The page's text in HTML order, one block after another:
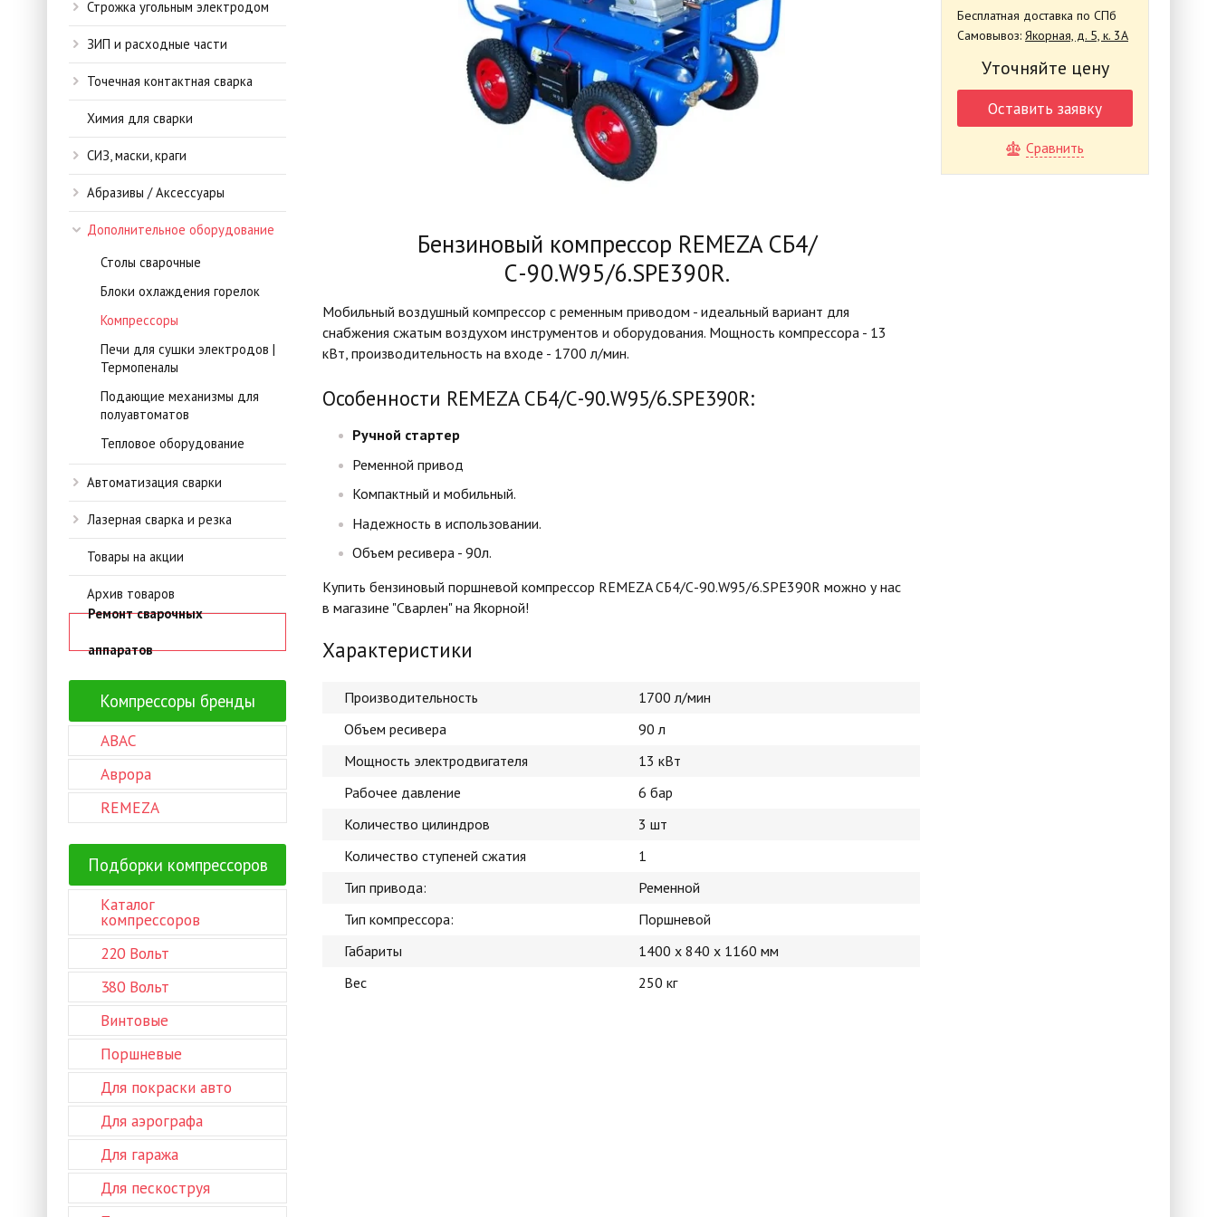
Строжка угольным электродом
ЗИП и расходные части
Точечная контактная сварка
Химия для сварки
СИЗ, маски, краги
Абразивы / Аксессуары
Дополнительное оборудование
Столы сварочные
Блоки охлаждения горелок
Компрессоры
Печи для сушки электродов |
Термопеналы
Подающие механизмы для
полуавтоматов
Тепловое оборудование
Автоматизация сварки
Лазерная сварка и резка
Товары на акции
Архив товаров
Ремонт сварочных
аппаратов
Компрессоры бренды
ABAC
Аврора
REMEZA
Подборки компрессоров
Каталог
компрессоров
220 Вольт
380 Вольт
Винтовые
Поршневые
Для покраски авто
Для аэрографа
Для гаража
Для пескоструя
Бензиновый компрессор REMEZA СБ4/
С-90.W95/6.SPE390R.
Мобильный воздушный компрессор с ременным приводом - идеальный вариант для
снабжения сжатым воздухом инструментов и оборудования. Мощность компрессора - 13
кВт, производительность на входе - 1700 л/мин.
Особенности REMEZA СБ4/С-90.W95/6.SPE390R:
Ручной стартер
Ременной привод
Компактный и мобильный.
Надежность в использовании.
Объем ресивера - 90л.
Купить бензиновый поршневой компрессор REMEZA СБ4/С-90.W95/6.SPE390R можно у нас
в магазине "Сварлен" на Якорной!
Характеристики
Производительность
1700 л/мин
Объем ресивера
90 л
Мощность электродвигателя
13 кВт
Рабочее давление
6 бар
Количество цилиндров
3 шт
Количество ступеней сжатия
1
Тип привода:
Ременной
Тип компрессора:
Поршневой
Габариты
1400 x 840 x 1160 мм
Вес
250 кг
Бесплатная доставка по СПб
Самовывоз: Якорная, д. 5, к. 3А
Уточняйте цену
Оставить заявку
Сравнить